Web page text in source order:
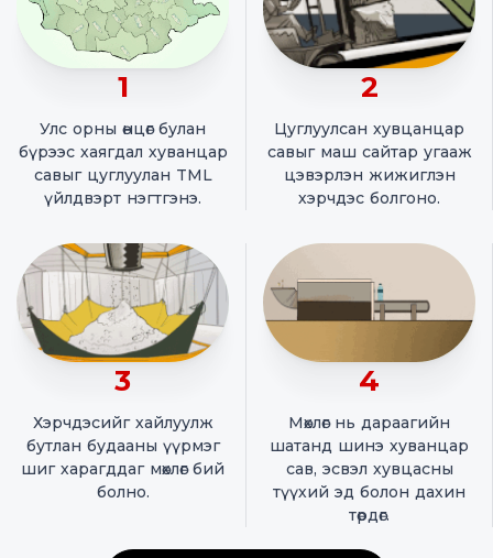
1
Улс орны өнцөг булан
бүрээс хаягдал хуванцар
савыг цуглуулан TML
үйлдвэрт нэгтгэнэ.
2
Цуглуулсан хувцанцар
савыг маш сайтар угааж
цэвэрлэн жижиглэн
хэрчдэс болгоно.
3
Хэрчдэсийг хайлуулж
бутлан будааны үүрмэг
шиг харагддаг мөхлөг бий
болно.
4
Мөхлөг нь дараагийн
шатанд шинэ хуванцар
сав, эсвэл хувцасны
түүхий эд болон дахин
төрдөг.